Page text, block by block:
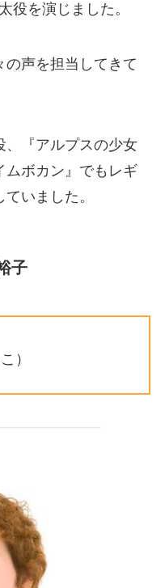
役を演じました。
声を担当してきて
、『アルプスの少女
ムボカン』でもレギ
いました。
子
）